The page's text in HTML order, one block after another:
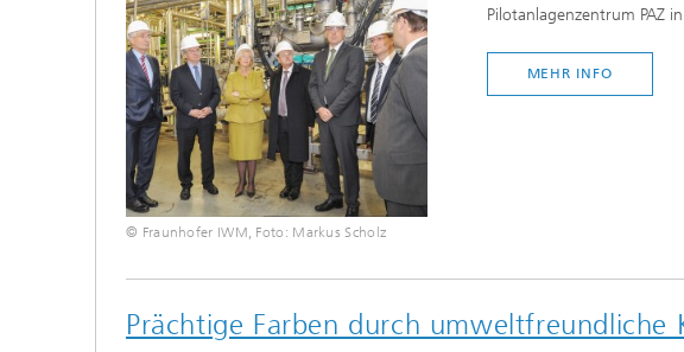
© Fraunhofer IWM, Foto: Markus Scholz
Pilotanlagenzentrum PAZ
MEHR INFO
Prächtige Farben durch umweltfreundliche